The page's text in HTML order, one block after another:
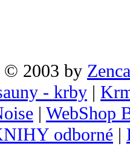
© 2003 by
- krby |
| WebShop
odborné |